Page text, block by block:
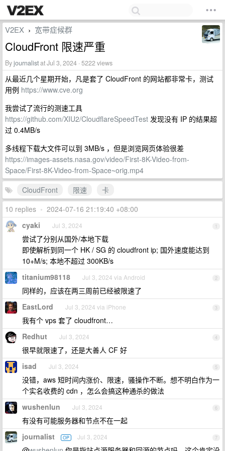
V2EX › 宽带症候群
CloudFront 限速严重
Byjournalistat Jul 3, 2024 · 5222 views
从最近几个星期开始，凡是套了 CloudFront 的网站都非常卡，测试
用例 https://www.cve.org
我尝试了流行的测速工具
https://github.com/XIU2/CloudflareSpeedTest 发现没有 IP 的结果超
过 0.4MB/s
多线程下载大文件可以到 3MB/s ，但是浏览网页体验很差
https://images-assets.nasa.gov/video/First-8K-Video-from-
Space/First-8K-Video-from-Space~orig.mp4
CloudFront
限速
卡
10 replies • 2024-07-16 21:19:40 +08:00
1
cyaki Jul 3, 2024
尝试了分别从国外/本地下载
即使解析到同一个 HK / SG 的 cloudfront ip; 国外速度能达到
10+M/s; 本地不超过 300KB/s
2
titanium98118 Jul 3, 2024 via Android
同样的，应该在两三周前已经被限速了
3
EastLord Jul 3, 2024 via iPhone
我有个 vps 套了 cloudfront…
4
Redhut Jul 3, 2024
很早就限速了，还是大善人 CF 好
5
isad Jul 3, 2024
没错，aws 短时间内涨价、限速，骚操作不断。想不明白作为一
个实名收费的 cdn ，怎么会搞这种通杀的做法
6
wushenlun Jul 3, 2024
有没有可能服务器和节点不在一起
7
journalist OP Jul 3, 2024